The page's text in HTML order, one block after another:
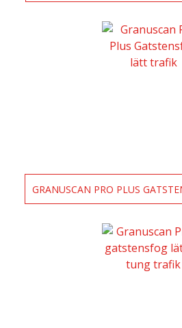
GRANUSCAN PRO PLUS